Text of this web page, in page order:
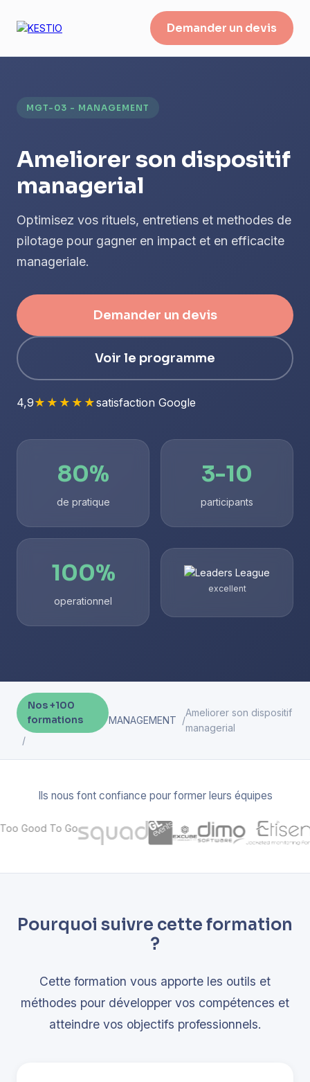
Demander un devis
MGT-03 - MANAGEMENT
Ameliorer son dispositif
managerial
Optimisez vos rituels, entretiens et methodes de
pilotage pour gagner en impact et en efficacite
manageriale.
Demander un devis
Voir le programme
4,9★★★★★satisfaction Google
80%
de pratique
3-10
participants
100%
operationnel
excellent
Nos +100
formations
MANAGEMENT
Ameliorer son dispositif
managerial
Ils nous font confiance pour former leurs équipes
Pourquoi suivre cette formation
?
Cette formation vous apporte les outils et
méthodes pour développer vos compétences et
atteindre vos objectifs professionnels.